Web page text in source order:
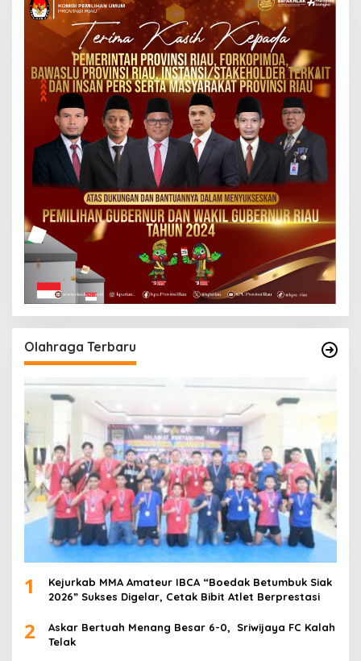
Olahraga Terbaru
1
Kejurkab MMA Amateur IBCA “Boedak Betumbuk Siak
2026” Sukses Digelar, Cetak Bibit Atlet Berprestasi
2
Askar Bertuah Menang Besar 6-0, Sriwijaya FC Kalah
Telak